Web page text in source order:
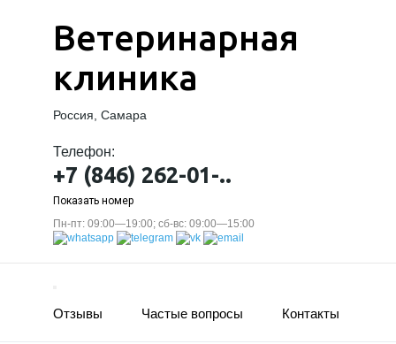
Ветеринарная
клиника
Россия, Самара
Телефон:
+7 (846) 262-01-..
Показать номер
Пн-пт: 09:00—19:00; сб-вс: 09:00—15:00
Отзывы Частые вопросы Контакты